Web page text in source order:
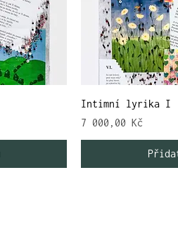
Intimní lyrika I
Cena
7 000,00 Kč